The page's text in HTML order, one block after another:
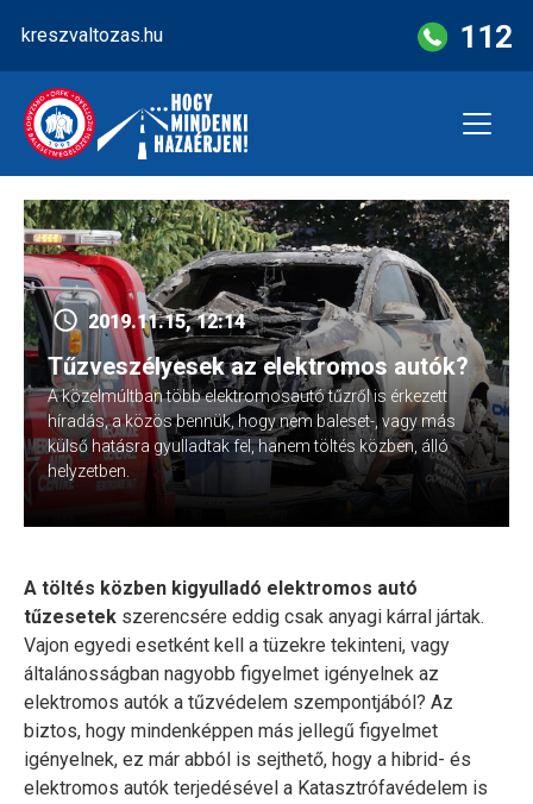
content
kreszvaltozas.hu 112
2019.11.15, 12:14
Tűzveszélyesek az elektromos autók?
A közelmúltban több elektromosautó tűzről is érkezett
híradás, a közös bennük, hogy nem baleset-, vagy más
külső hatásra gyulladtak fel, hanem töltés közben, álló
helyzetben.
A töltés közben kigyulladó elektromos autó
tűzesetek szerencsére eddig csak anyagi kárral jártak.
Vajon egyedi esetként kell a tüzekre tekinteni, vagy
általánosságban nagyobb figyelmet igényelnek az
elektromos autók a tűzvédelem szempontjából? Az
biztos, hogy mindenképpen más jellegű figyelmet
igényelnek, ez már abból is sejthető, hogy a hibrid- és
elektromos autók terjedésével a Katasztrófavédelem is